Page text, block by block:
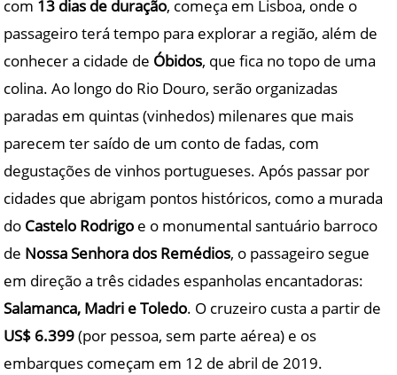
com 13 dias de duração, começa em Lisboa, onde o
passageiro terá tempo para explorar a região, além de
conhecer a cidade de Óbidos, que fica no topo de uma
colina. Ao longo do Rio Douro, serão organizadas
paradas em quintas (vinhedos) milenares que mais
parecem ter saído de um conto de fadas, com
degustações de vinhos portugueses. Após passar por
cidades que abrigam pontos históricos, como a murada
do Castelo Rodrigo e o monumental santuário barroco
de Nossa Senhora dos Remédios, o passageiro segue
em direção a três cidades espanholas encantadoras:
Salamanca, Madri e Toledo. O cruzeiro custa a partir de
US$ 6.399(por pessoa, sem parte aérea) e os
embarques começam em 12 de abril de 2019.